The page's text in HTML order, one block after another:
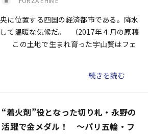
に位置する四国の経済都市である。降水
て温暖な気候だ。 （2017年４月の原稿
この土地で生まれ育った宇山賢はフェ
続きを読む
“着火剤”役となった切り札・永野の
活躍で金メダル！ ～パリ五輪・フ